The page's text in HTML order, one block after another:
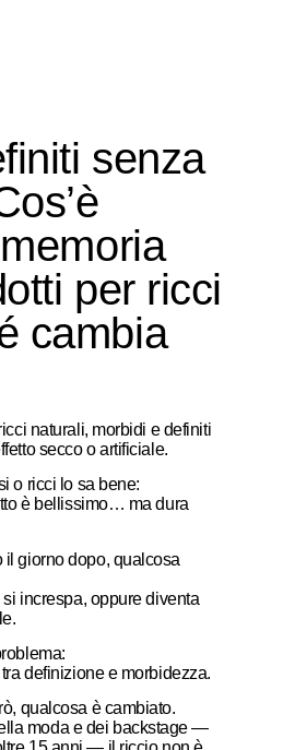
senza
per ricci
cambia
naturali, morbidi e definiti
secco o artificiale.
o ricci lo sa bene:
è bellissimo… ma dura
il giorno dopo, qualcosa
si increspa, oppure diventa
definizione e morbidezza.
qualcosa è cambiato.
moda e dei backstage —